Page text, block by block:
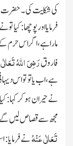
کی شکایت کی۔ حضرت
فرمایا اور پوچھا :کیا
مارا ہے، اگر اس حرم
فاروقرَضِیَ اللہُ
ہے،اب یا تو تو اس
نے حیران ہو کر کہا:
مجھ سے قصاص لیں گے
تَعَالٰی عَنْہُنے